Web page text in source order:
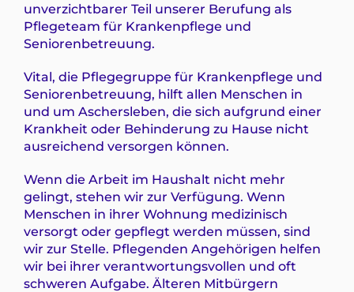
unverzichtbarer Teil unserer Berufung als
Pflegeteam für Krankenpflege und
Seniorenbetreuung.
Vital, die Pflegegruppe für Krankenpflege und
Seniorenbetreuung, hilft allen Menschen in
und um Aschersleben, die sich aufgrund einer
Krankheit oder Behinderung zu Hause nicht
ausreichend versorgen können.
Wenn die Arbeit im Haushalt nicht mehr
gelingt, stehen wir zur Verfügung. Wenn
Menschen in ihrer Wohnung medizinisch
versorgt oder gepflegt werden müssen, sind
wir zur Stelle. Pflegenden Angehörigen helfen
wir bei ihrer verantwortungsvollen und oft
schweren Aufgabe. Älteren Mitbürgern